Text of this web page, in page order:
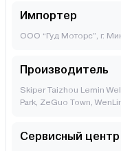
Импортер
ООО “Гуд Моторс”, г.
Производитель
Skiper Taizhou Lemin
Park, ZeGuo Town,
Сервисный центр